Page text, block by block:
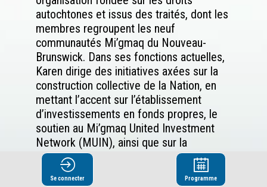
autochtones et issus des traités, dont les
membres regroupent les neuf
communautés Mi’gmaq du Nouveau-
Brunswick. Dans ses fonctions actuelles,
Karen dirige des initiatives axées sur la
construction collective de la Nation, en
mettant l’accent sur l’établissement
d’investissements en fonds propres, le
soutien au Mi’gmaq United Investment
Network (MUIN), ainsi que sur la
promotion d’occasions de partenariat.
Se connecter Programme